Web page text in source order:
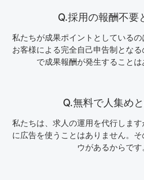
Q.採用の報酬不要
私たちが成果ポイントとしている
お客様による完全自己申告制とな
で成果報酬が発生することは
Q.無料で人集め
私たちは、求人の運用を代行しま
に広告を使うことはありません。
ウがあるからです